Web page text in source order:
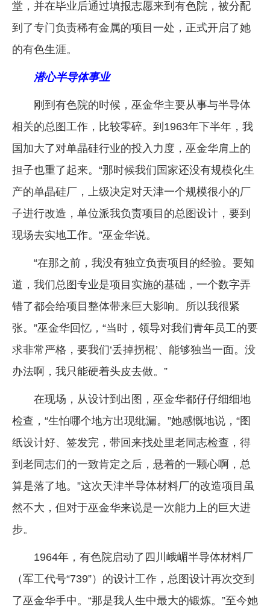
堂，并在毕业后通过填报志愿来到有色院，被分配
到了专门负责稀有金属的项目一处，正式开启了她
的有色生涯。
潜心半导体事业
刚到有色院的时候，巫金华主要从事与半导体
相关的总图工作，比较零碎。到1963年下半年，我
国加大了对单晶硅行业的投入力度，巫金华肩上的
担子也重了起来。“那时候我们国家还没有规模化生
产的单晶硅厂，上级决定对天津一个规模很小的厂
子进行改造，单位派我负责项目的总图设计，要到
现场去实地工作。”巫金华说。
“在那之前，我没有独立负责项目的经验。要知
道，我们总图专业是项目实施的基础，一个数字弄
错了都会给项目整体带来巨大影响。所以我很紧
张。”巫金华回忆，“当时，领导对我们青年员工的要
求非常严格，要我们‘丢掉拐棍’、能够独当一面。没
办法啊，我只能硬着头皮去做。”
在现场，从设计到出图，巫金华都仔仔细细地
检查，“生怕哪个地方出现纰漏。”她感慨地说，“图
纸设计好、签发完，带回来找处里老同志检查，得
到老同志们的一致肯定之后，悬着的一颗心啊，总
算是落了地。”这次天津半导体材料厂的改造项目虽
然不大，但对于巫金华来说是一次能力上的巨大进
步。
1964年，有色院启动了四川峨嵋半导体材料厂
（军工代号“739”）的设计工作，总图设计再次交到
了巫金华手中。“那是我人生中最大的锻炼。”至今她